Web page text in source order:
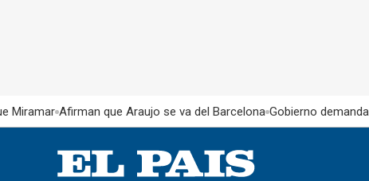
Miramar Afirman que Araujo se va del Barcelona Gobierno